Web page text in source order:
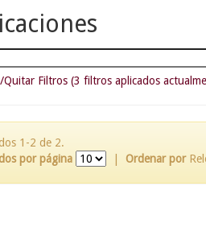
Quitar Filtros (3 filtros aplicados
1-2 de 2.
por página
Ordenar por